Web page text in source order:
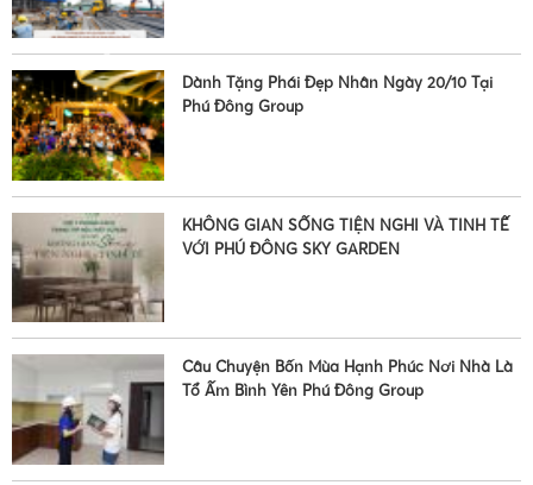
•
Dành Tặng Phái Đẹp Nhân Ngày 20/10 Tại
Phú Đông Group
KHÔNG GIAN SỐNG TIỆN NGHI VÀ TINH TẾ
VỚI PHÚ ĐÔNG SKY GARDEN
Câu Chuyện Bốn Mùa Hạnh Phúc Nơi Nhà Là
Tổ Ấm Bình Yên Phú Đông Group